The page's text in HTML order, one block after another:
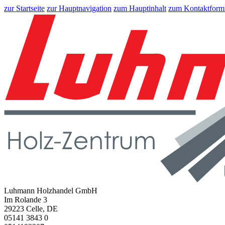
zur Startseite zur Hauptnavigation zum Hauptinhalt zum
Luhmann Holzhandel GmbH
Im Rolande 3
29223 Celle, DE
05141 3843 0